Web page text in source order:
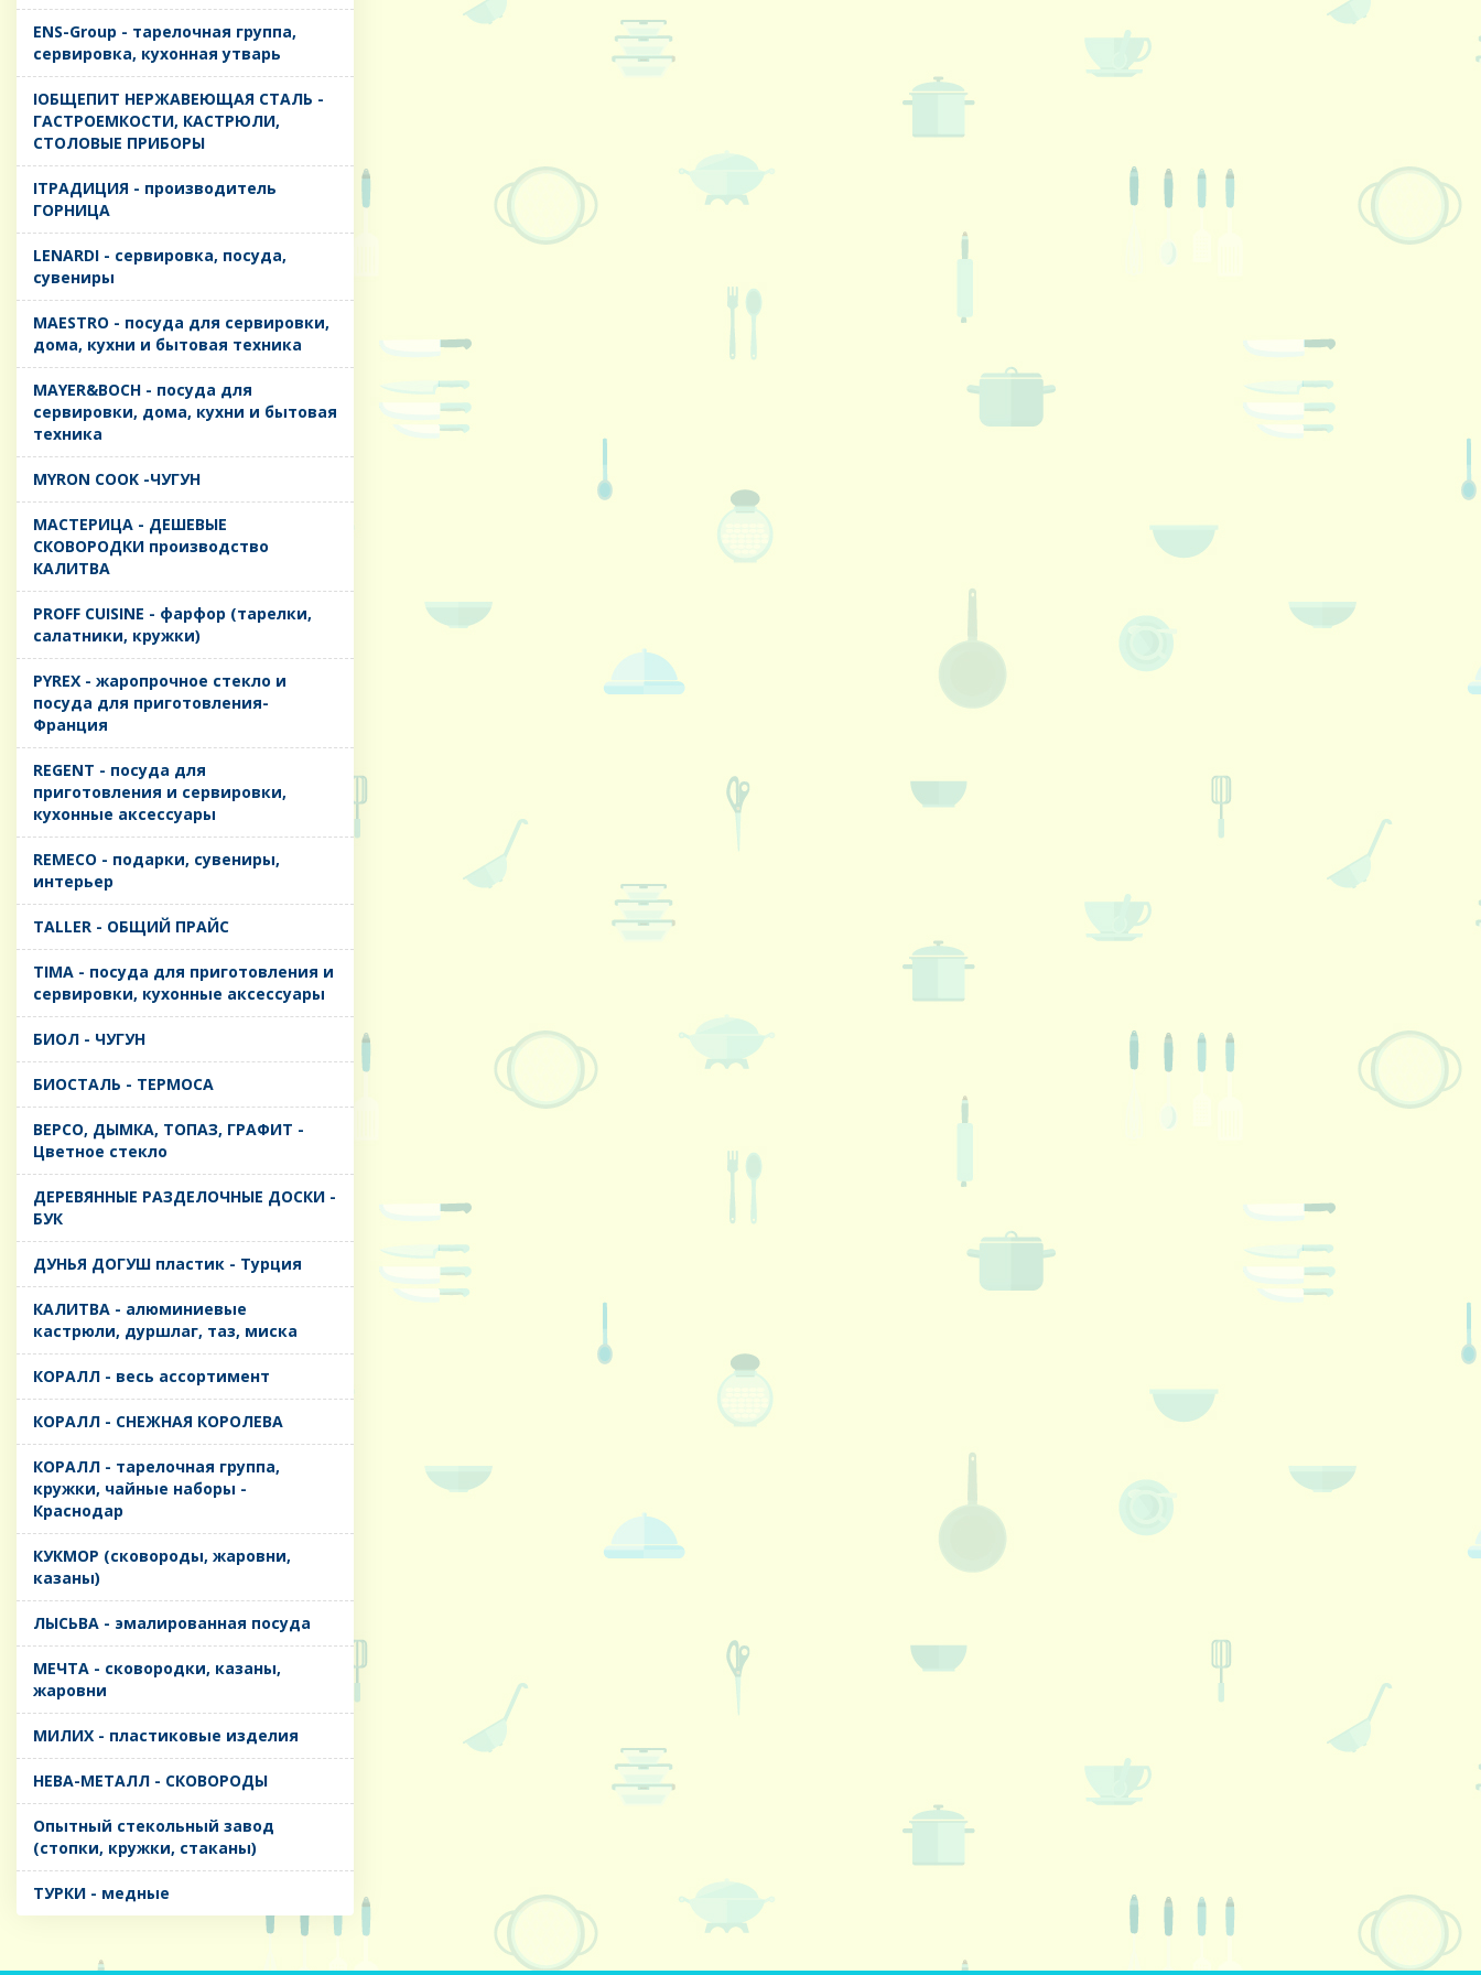
ENS-Group - тарелочная группа,
сервировка, кухонная утварь
IОБЩЕПИТ НЕРЖАВЕЮЩАЯ СТАЛЬ -
ГАСТРОЕМКОСТИ, КАСТРЮЛИ,
СТОЛОВЫЕ ПРИБОРЫ
IТРАДИЦИЯ - производитель
ГОРНИЦА
LENARDI - сервировка, посуда,
сувениры
MAESTRO - посуда для сервировки,
дома, кухни и бытовая техника
MAYER&BOCH - посуда для
сервировки, дома, кухни и бытовая
техника
MYRON COOK -ЧУГУН
MАСТЕРИЦА - ДЕШЕВЫЕ
СКОВОРОДКИ производство
КАЛИТВА
PROFF CUISINE - фарфор (тарелки,
салатники, кружки)
PYREX - жаропрочное стекло и
посуда для приготовления-
Франция
REGENT - посуда для
приготовления и сервировки,
кухонные аксессуары
REMECO - подарки, сувениры,
интерьер
TALLER - ОБЩИЙ ПРАЙС
TIMA - посуда для приготовления и
сервировки, кухонные аксессуары
БИОЛ - ЧУГУН
БИОСТАЛЬ - ТЕРМОСА
ВЕРСО, ДЫМКА, ТОПАЗ, ГРАФИТ -
Цветное стекло
ДЕРЕВЯННЫЕ РАЗДЕЛОЧНЫЕ ДОСКИ -
БУК
ДУНЬЯ ДОГУШ пластик - Турция
КАЛИТВА - алюминиевые
кастрюли, дуршлаг, таз, миска
КОРАЛЛ - весь ассортимент
КОРАЛЛ - СНЕЖНАЯ КОРОЛЕВА
КОРАЛЛ - тарелочная группа,
кружки, чайные наборы -
Краснодар
КУКМОР (сковороды, жаровни,
казаны)
ЛЫСЬВА - эмалированная посуда
МЕЧТА - сковородки, казаны,
жаровни
МИЛИХ - пластиковые изделия
НЕВА-МЕТАЛЛ - СКОВОРОДЫ
Опытный стекольный завод
(стопки, кружки, стаканы)
ТУРКИ - медные